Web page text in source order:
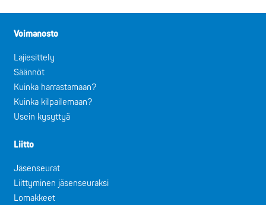
Voimanosto
Lajiesittely
Säännöt
Kuinka harrastamaan?
Kuinka kilpailemaan?
Usein kysyttyä
Liitto
Jäsenseurat
Liittyminen jäsenseuraksi
Lomakkeet